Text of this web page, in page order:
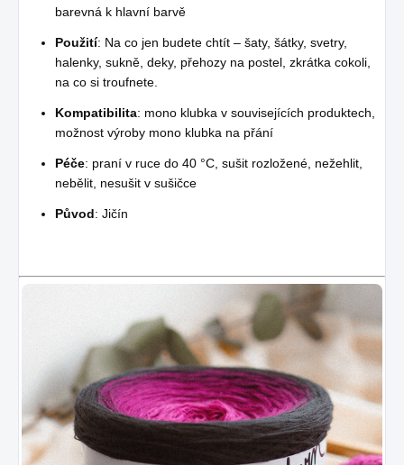
barevná k hlavní barvě
Použití: Na co jen budete chtít – šaty, šátky, svetry,
halenky, sukně, deky, přehozy na postel, zkrátka cokoli,
na co si troufnete.
Kompatibilita: mono klubka v souvisejících produktech,
možnost výroby mono klubka na přání
Péče: praní v ruce do 40 °C, sušit rozložené, nežehlit,
nebělit, nesušit v sušičce
Původ: Jičín